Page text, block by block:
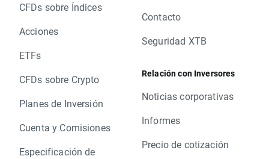
CFDs sobre Índices
Acciones
ETFs
CFDs sobre Crypto
Planes de Inversión
Cuenta y Comisiones
Especificación de
Contacto
Seguridad XTB
Relación con Inversores
Noticias corporativas
Informes
Precio de cotización